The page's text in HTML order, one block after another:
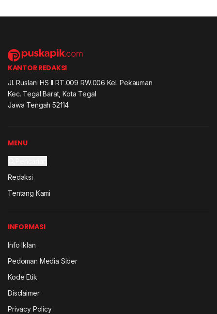
KANTOR REDAKSI
Jl. Ruslani HS II RT.009 RW.006 Kel. Pekauman
Kec. Tegal Barat, Kota Tegal
Jawa Tengah 52114
MENU
Redaksi
Tentang Kami
INFORMASI
Info Iklan
Pedoman Media Siber
Kode Etik
Disclaimer
Privacy Policy